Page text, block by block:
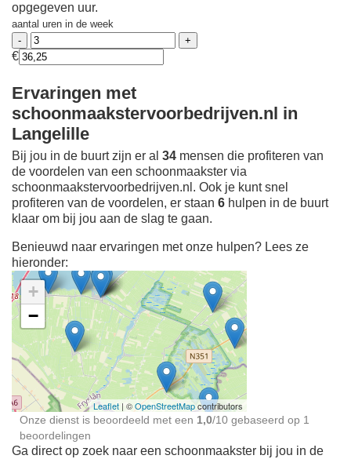
opgegeven uur.
aantal uren in de week
€
Ervaringen met
schoonmaakstervoorbedrijven.nl in
Langelille
Bij jou in de buurt zijn er al 34 mensen die profiteren van
de voordelen van een schoonmaakster via
schoonmaakstervoorbedrijven.nl. Ook je kunt snel
profiteren van de voordelen, er staan 6 hulpen in de buurt
klaar om bij jou aan de slag te gaan.
Benieuwd naar ervaringen met onze hulpen? Lees ze
hieronder:
Ontdek meer ervaringen
Schoonmaakster bij
jou in de buurt
+
−
Leaflet | ©OpenStreetMapcontributors
Onze dienst is beoordeeld met een 1,0/10 gebaseerd op 1
beoordelingen
Ga direct op zoek naar een schoonmaakster bij jou in de